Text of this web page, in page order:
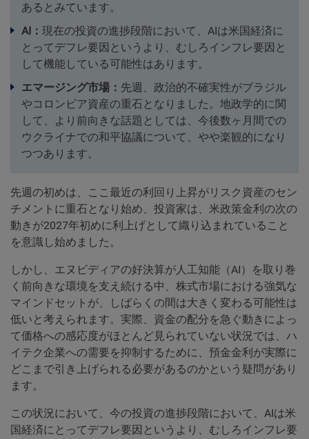
あるとみています。
AI ： 現在の投資の進捗段階において、AIは米国経済に
とってデフレ要因というより、むしろインフレ要因と
して機能している可能性はあります。
エマージング市場： 先週、政治的不確実性がブラジル
やコロンビア資産の重石となりました。地政学的に関
して、より前向きな話題としては、今後数ヶ月間での
ウクライナでの和平協議について、やや楽観的になり
つつあります。
先週の初めは、ここ最近の利回り上昇がリスク資産のセン
チメントに重石となり始め、投資家は、米政策金利の次の
動きが2027年初めに利上げとして織り込まれていること
を意識し始めました。
しかし、エヌビディアの好決算が人工知能（AI）を取り巻
く前向きな環境を支え続ける中、株式市場における強気な
マインドセットが、しばらくの間は大きく変わる可能性は
低いと考えられます。実際、資金の配分を急ぐ動きによっ
て価格への感応度がほとんど見られていない状況では、ハ
イテク企業への需要を抑制するために、預金金利が実際に
どこまで引き上げられる必要があるのかという疑問があり
ます。
この状況において、今の投資の進捗段階において、AIは米
国経済にとってデフレ要因というより、むしろインフレ要